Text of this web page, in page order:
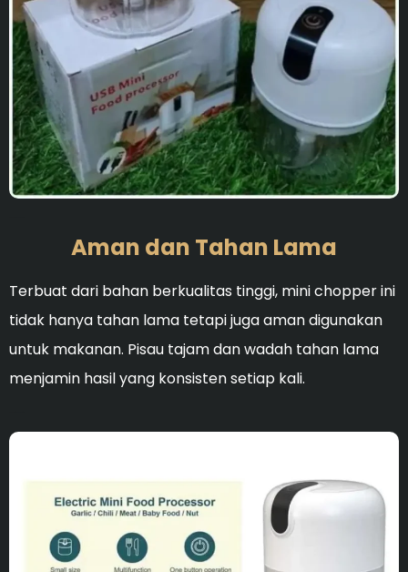
Aman dan Tahan Lama
Terbuat dari bahan berkualitas tinggi, mini chopper ini
tidak hanya tahan lama tetapi juga aman digunakan
untuk makanan. Pisau tajam dan wadah tahan lama
menjamin hasil yang konsisten setiap kali.